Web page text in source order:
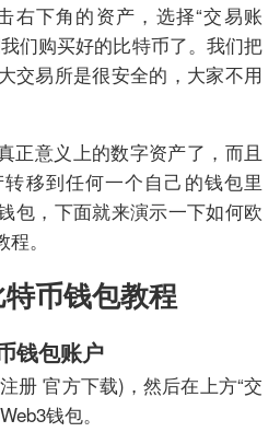
右下角的资产，选择“交易账
们购买好的比特币了。我们把
交易所是很安全的，大家不用
正意义上的数字资产了，而且
移到任何一个自己的钱包里
包，下面就来演示一下如何欧
。
币钱包教程
钱包账户
册 官方下载)，然后在上方“交
钱包。